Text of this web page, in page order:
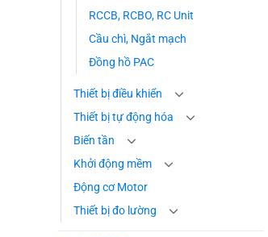
RCCB, RCBO, RC Unit
Cầu chì, Ngắt mạch
Đồng hồ PAC
Thiết bị điều khiển
Thiết bị tự động hóa
Biến tần
Khởi động mềm
Động cơ Motor
Thiết bị đo lường